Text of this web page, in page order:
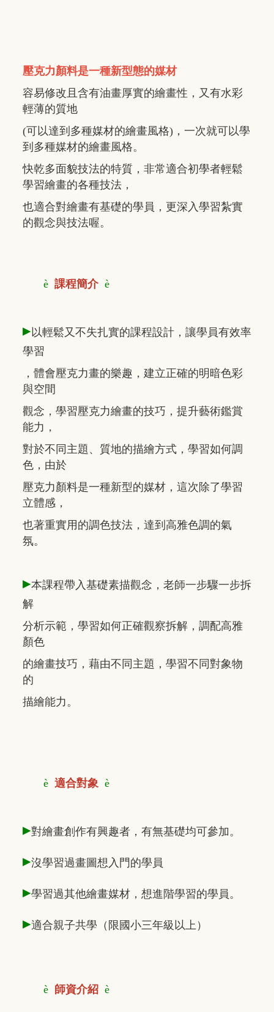
壓克力顏料是一種新型態的媒材
容易修改且含有油畫厚實的繪畫性，又有水彩
輕薄的質地
(可以達到多種媒材的繪畫風格)，一次就可以學
到多種媒材的繪畫風格。
快乾多面貌技法的特質，非常適合初學者輕鬆
學習繪畫的各種技法，
也適合對繪畫有基礎的學員，更深入學習紮實
的觀念與技法喔。
è 課程簡介 è
▸ 以輕鬆又不失扎實的課程設計，讓學員有效率
學習
，體會壓克力畫的樂趣，建立正確的明暗色彩
與空間
觀念，學習壓克力繪畫的技巧，提升藝術鑑賞
能力，
對於不同主題、質地的描繪方式，學習如何調
色，由於
壓克力顏料是一種新型的媒材，這次除了學習
立體感，
也著重實用的調色技法，達到高雅色調的氣
氛。
▸本課程帶入基礎素描觀念，老師一步驟一步拆
解
分析示範，學習如何正確觀察拆解，調配高雅
顏色
的繪畫技巧，藉由不同主題，學習不同對象物
的
描繪能力。
è 適合對象 è
▸對繪畫創作有興趣者，有無基礎均可參加。
▸沒學習過畫圖想入門的學員
▸學習過其他繪畫媒材，想進階學習的學員。
▸適合親子共學（限國小三年級以上）
è 師資介紹 è